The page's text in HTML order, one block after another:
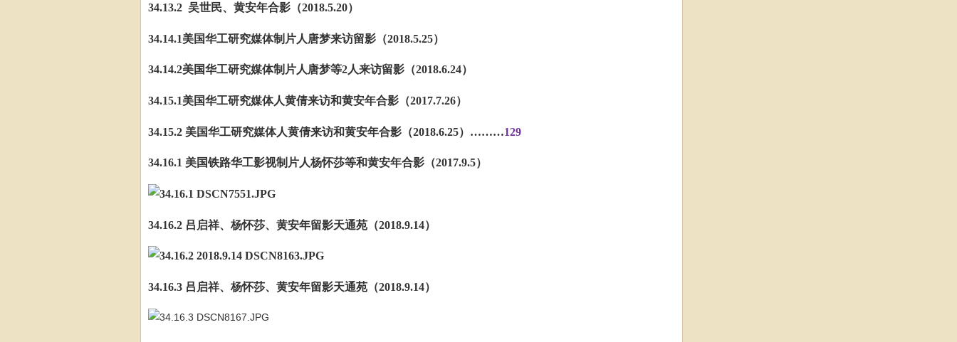
34.13.2 吴世民、黄安年合影（2018.5.20）
34.14.1美国华工研究媒体制片人唐梦来访留影（2018.5.25）
34.14.2美国华工研究媒体制片人唐梦等2人来访留影（2018.6.24）
34.15.1美国华工研究媒体人黄倩来访和黄安年合影（2017.7.26）
34.15.2 美国华工研究媒体人黄倩来访和黄安年合影（2018.6.25） ………129
34.16.1 美国铁路华工影视制片人杨怀莎等和黄安年合影（2017.9.5）
34.16.2 吕启祥、杨怀莎、黄安年留影天通苑（2018.9.14）
34.16.3 吕启祥、杨怀莎、黄安年留影天通苑（2018.9.14）